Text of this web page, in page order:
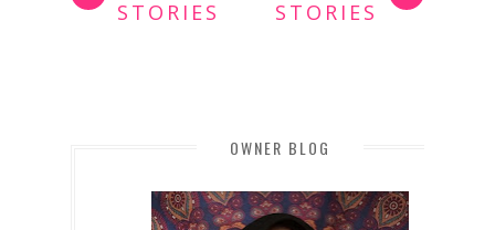
STORIES STORIES
OWNER BLOG